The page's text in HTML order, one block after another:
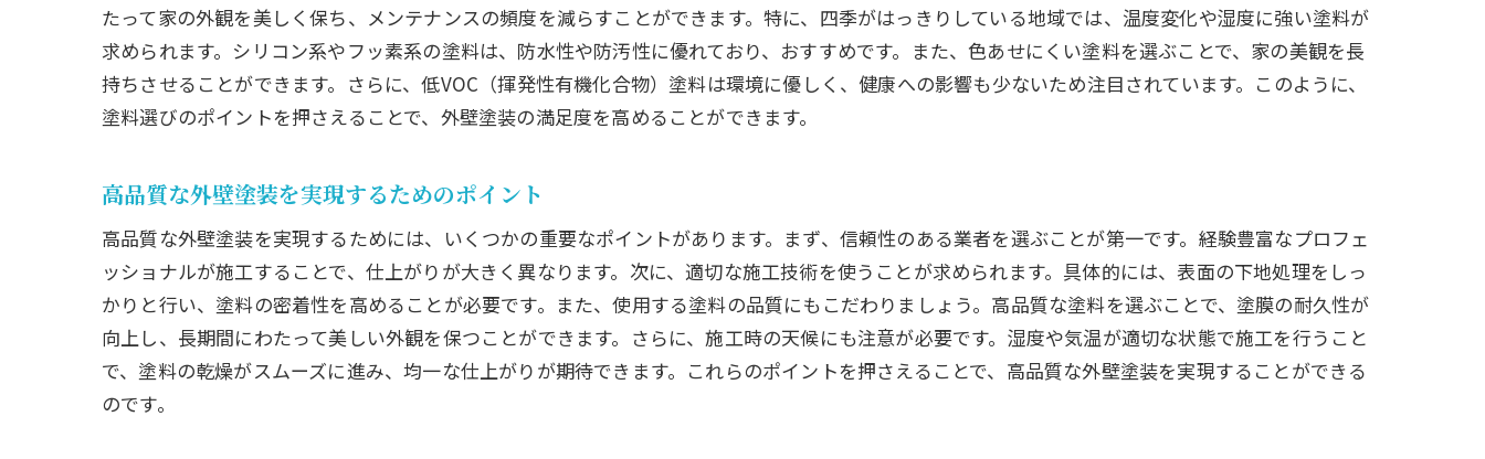
たって家の外観を美しく保ち、メンテナンスの頻度を減らすことができます。特に、四季がはっきりしている地域では、温度変化や湿度に強い塗料が
求められます。シリコン系やフッ素系の塗料は、防水性や防汚性に優れており、おすすめです。また、色あせにくい塗料を選ぶことで、家の美観を長
持ちさせることができます。さらに、低VOC（揮発性有機化合物）塗料は環境に優しく、健康への影響も少ないため注目されています。このように、
塗料選びのポイントを押さえることで、外壁塗装の満足度を高めることができます。
高品質な外壁塗装を実現するためのポイント
高品質な外壁塗装を実現するためには、いくつかの重要なポイントがあります。まず、信頼性のある業者を選ぶことが第一です。経験豊富なプロフェ
ッショナルが施工することで、仕上がりが大きく異なります。次に、適切な施工技術を使うことが求められます。具体的には、表面の下地処理をしっ
かりと行い、塗料の密着性を高めることが必要です。また、使用する塗料の品質にもこだわりましょう。高品質な塗料を選ぶことで、塗膜の耐久性が
向上し、長期間にわたって美しい外観を保つことができます。さらに、施工時の天候にも注意が必要です。湿度や気温が適切な状態で施工を行うこと
で、塗料の乾燥がスムーズに進み、均一な仕上がりが期待できます。これらのポイントを押さえることで、高品質な外壁塗装を実現することができる
のです。